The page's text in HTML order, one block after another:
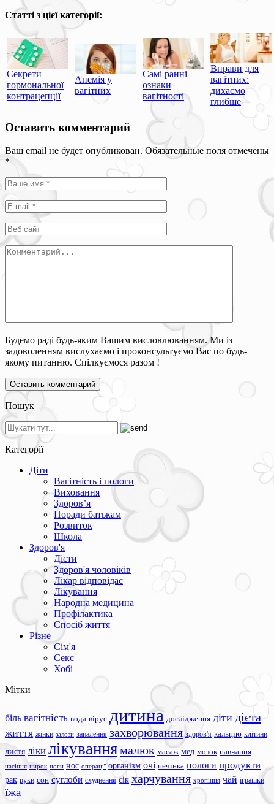
Статті з цієї категорії:
Секрети
гормональної
контрацепції
Анемія у
вагітних
Самі ранні
ознаки
вагітності
Вправи для
вагітних:
дихаємо
глибше
Оставить комментарий
Ваш email не будет опубликован. Обязательные поля отмечены
*
Будемо раді будь-яким Вашим висловлюванням. Ми із
задоволенням вислухаємо і проконсультуємо Вас по будь-
якому питанню. Спілкуємося разом !
Пошук
Категорії
Діти
Вагітність і пологи
Виховання
Здоров’я
Поради батькам
Розвиток
Школа
Здоров'я
Дієти
Здоров'я чоловіків
Лікар відповідає
Лікування
Народна медицина
Профілактика
Спосіб життя
Різне
Сім'я
Секс
Хобі
Мітки
біль вагітність вода вірус дитина дослідження діти дієта
життя жінки залози запалення захворювання здоров'я кальцію клітини
листя ліки лікуваннямалюк масаж мед мозок навчання
насіння нирок ноги нос операції організм очі печінка пологи продукти
рак руки сон суглоби схуднення сік харчування хропіння чай іграшки
їжа